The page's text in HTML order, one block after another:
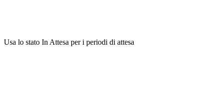
Usa lo stato In Attesa per i periodi di attesa